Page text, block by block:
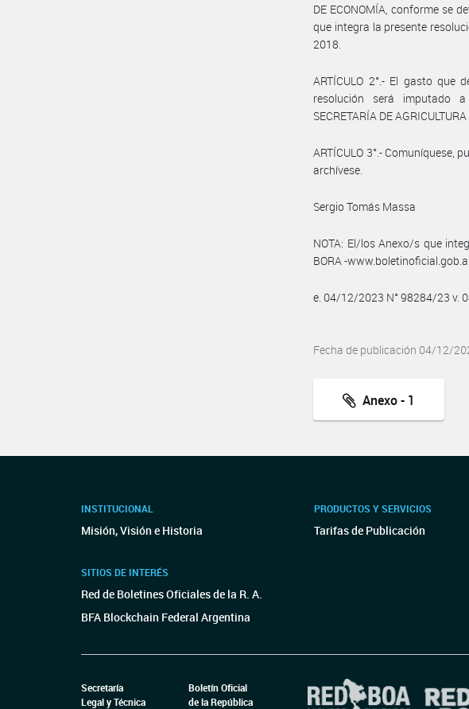
DE ECONOMÍA, conforme se
que integra la presente
2018.
ARTÍCULO 2°.- El gasto que
resolución será imputado
SECRETARÍA DE
ARTÍCULO 3°.- Comuníquese,
archívese.
Sergio Tomás Massa
NOTA: El/los Anexo/s que
BORA -
e. 04/12/2023 N° 98284/23 v.
Fecha de publicación 04/12/
Anexo - 1
INSTITUCIONAL
Misión, Visión e Historia
SITIOS DE INTERÉS
Red de Boletines Oficiales de la R. A.
BFA Blockchain Federal Argentina
PRODUCTOS Y SERVICIOS
Tarifas de Publicación
Secretaría
Legal y Técnica
Boletín Oficial
de la República